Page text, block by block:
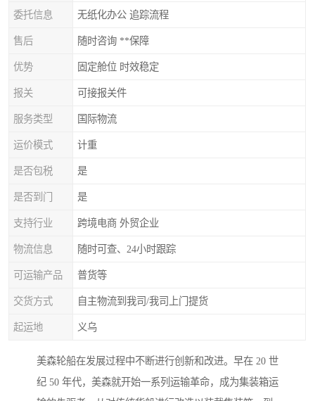
委托信息 无纸化办公 追踪流程
售后 随时咨询 **保障
优势 固定舱位 时效稳定
报关 可接报关件
服务类型 国际物流
运价模式 计重
是否包税 是
是否到门 是
支持行业 跨境电商 外贸企业
物流信息 随时可查、24小时跟踪
可运输产品 普货等
交货方式 自主物流到我司/我司上门提货
起运地 义乌
美森轮船在发展过程中不断进行创新和改进。早在 20 世
纪 50 年代，美森就开始一系列运输革命，成为集装箱运